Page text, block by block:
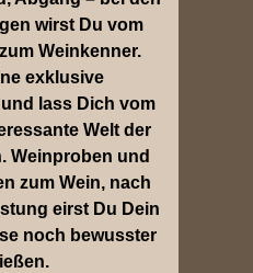
wirst Du vom
Weinkenner.
exklusive
lass Dich vom
Welt der
Weinproben und
zum Wein, nach
eirst Du Dein
noch bewusster